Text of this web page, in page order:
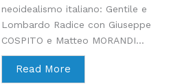
neoidealismo italiano: Gentile e
Lombardo Radice con Giuseppe
COSPITO e Matteo MORANDI...
Read More